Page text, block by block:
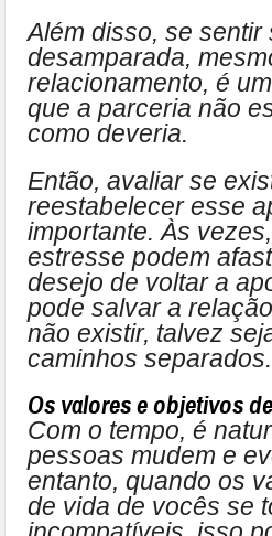
Além disso, se sentir
desamparada,
relacionamento, é
que a parceria não
como deveria.
Então, avaliar se
reestabelecer esse
importante. Às
estresse podem
desejo de voltar a
pode salvar a
não existir, talvez
caminhos separados.
Os valores e objetivos
Com o tempo, é
pessoas mudem e
entanto, quando os
de vida de vocês se